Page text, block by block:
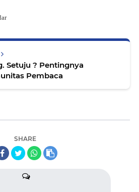
? Pentingnya
Pembaca
SHARE